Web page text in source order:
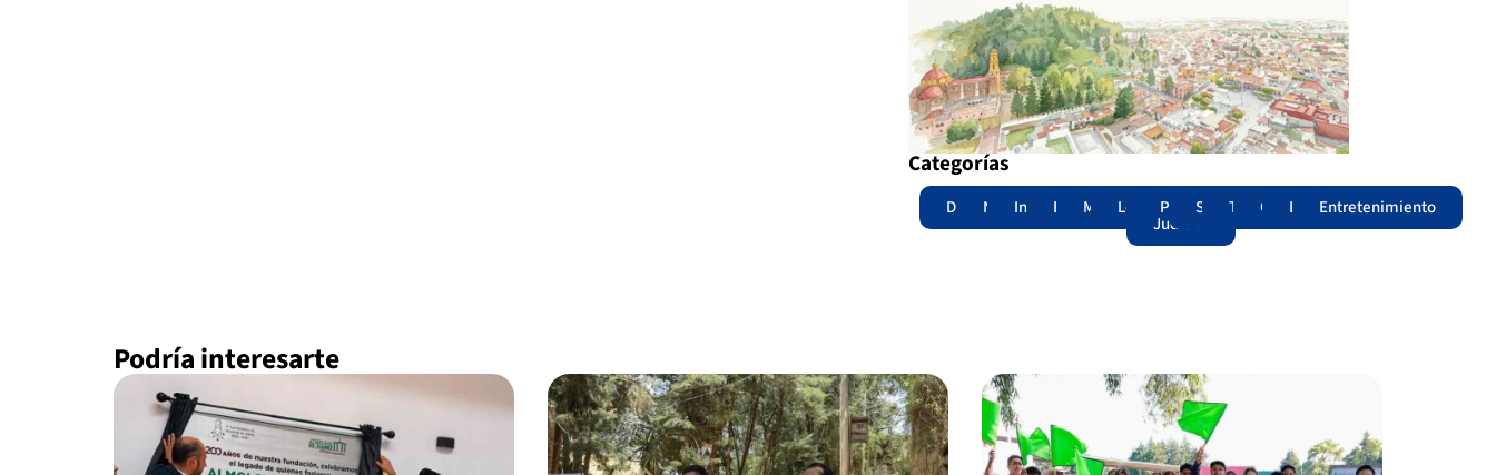
Categorías
Destacadas
NacionalInternacional
EdomexMunicipiosLegislatura
Poder
Judicial
SeguridadTrámites
OpiniónLomitosEntretenimiento
Podría interesarte